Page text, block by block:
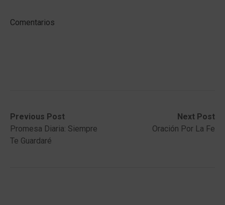
Comentarios
Post
navigation
Previous Post
Previous
post:Promesa Diaria: Siempre
Te Guardaré
Next Post
Next
post:
Oración Por La Fe